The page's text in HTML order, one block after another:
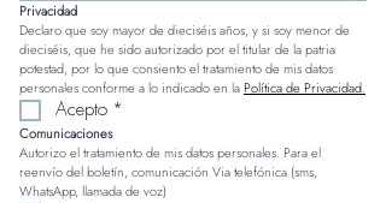
Privacidad
Declaro que soy mayor de dieciséis años, y si soy menor de
dieciséis, que he sido autorizado por el titular de la patria
potestad, por lo que consiento el tratamiento de mis datos
personales conforme a lo indicado en la Política de Privacidad.
Acepto *
Comunicaciones
Autorizo el tratamiento de mis datos personales. Para el
reenvío del boletín, comunicación Via telefónica (sms,
WhatsApp, llamada de voz)